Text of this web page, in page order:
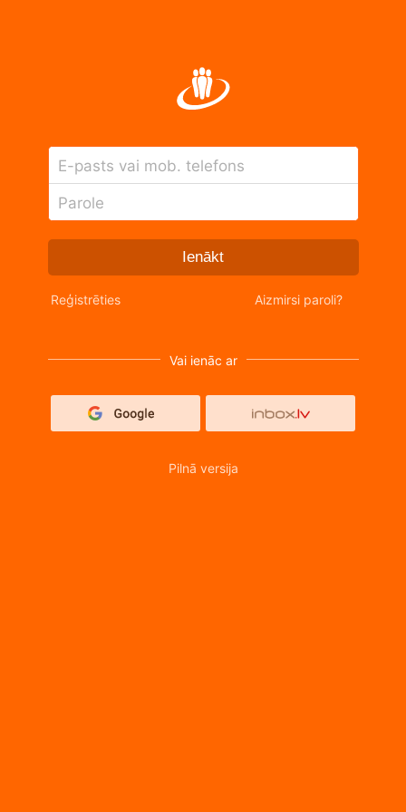
E-pasts vai mob. telefons
Parole
Ienākt
Reģistrēties Aizmirsi paroli?
Vai ienāc ar
Pilnā versija